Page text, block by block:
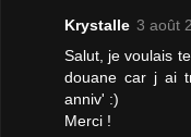
Krystalle 3 août
Salut, je voulais
douane car j ai
anniv' :)
Merci !